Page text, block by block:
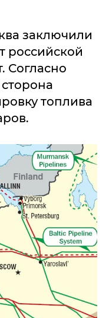
заключили
российской
Согласно
топлива